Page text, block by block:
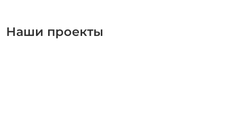
Наши проекты